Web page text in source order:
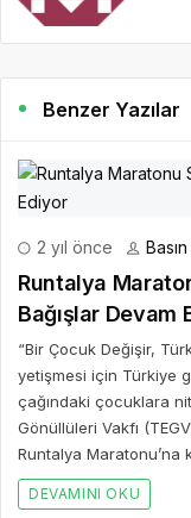
Benzer Yazılar
2 yıl önce
Runtalya
Bağışlar Devam
“Bir Çocuk Değişir,
yetişmesi için Türkiye
çağındaki çocuklara
Gönüllüleri Vakfı
Runtalya Maratonu’na
DEVAMINI OKU